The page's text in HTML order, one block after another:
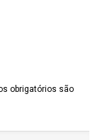
obrigatórios são